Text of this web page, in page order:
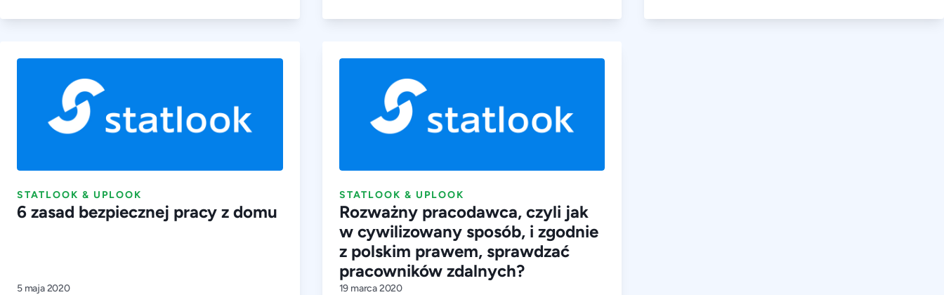
STATLOOK & UPLOOK
6 zasad bezpiecznej pracy z domu
5 maja 2020
STATLOOK & UPLOOK
Rozważny pracodawca, czyli jak
w cywilizowany sposób, i zgodnie
z polskim prawem, sprawdzać
pracowników zdalnych?
19 marca 2020